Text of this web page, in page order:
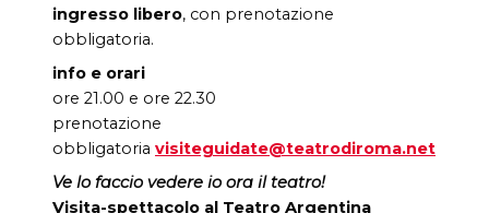
ingresso libero, con prenotazione
obbligatoria.
info e orari
ore 21.00 e ore 22.30
prenotazione
obbligatoria visiteguidate@teatrodiroma.net
Ve lo faccio vedere io ora il teatro!
Visita-spettacolo al Teatro Argentina